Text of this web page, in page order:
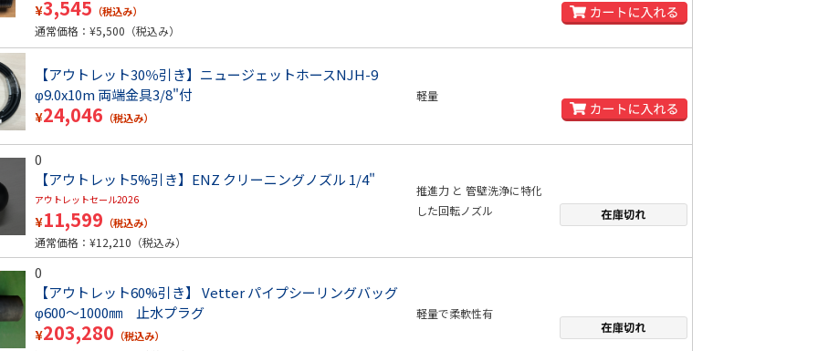
¥3,545 （税込み）
通常価格：¥5,500 （税込み）
【アウトレット30％引き】ニュージェットホースNJH-9
φ9.0x10m 両端金具3/8"付
¥24,046 （税込み）
軽量
0
【アウトレット5%引き】ENZ クリーニングノズル 1/4"
アウトレットセール2026
¥11,599 （税込み）
通常価格：¥12,210 （税込み）
推進力 と 管壁洗浄に特化
した回転ノズル
0
【アウトレット60%引き】 Vetter パイプシーリングバッグ
φ600～1000㎜ 止水プラグ
¥203,280 （税込み）
軽量で柔軟性有